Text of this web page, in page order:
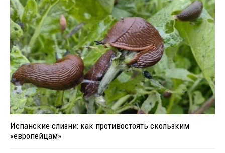
Испанские слизни: как противостоять скользким
«европейцам»